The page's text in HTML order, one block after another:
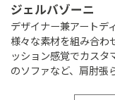
ジェルバゾーニ
デザイナー兼アートデ
様々な素材を組み合わ
ッション感覚でカスタ
のソファなど、肩肘張